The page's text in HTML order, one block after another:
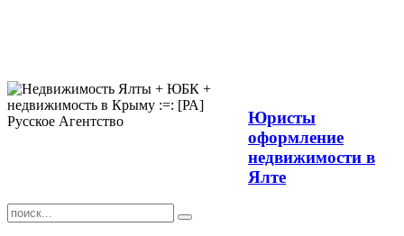
Юристы
оформление
недвижимости в
Ялте